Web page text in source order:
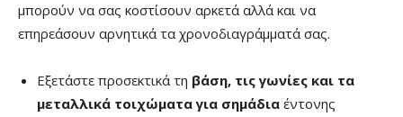
μπορούν να σας κοστίσουν αρκετά αλλά και να
επηρεάσουν αρνητικά τα χρονοδιαγράμματά σας.
Εξετάστε προσεκτικά τη βάση, τις γωνίες και τα
μεταλλικά τοιχώματα για σημάδια έντονης